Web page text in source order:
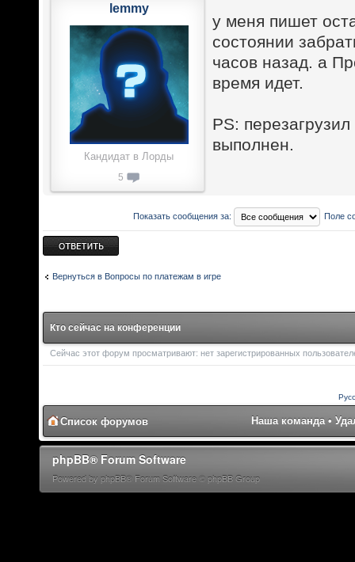
у меня пишет
состоянии
часов назад. а
время идет.
PS:
выполнен.
lemmy
Кандидат в Лорды
5
Показать сообщения за: Поле
Ответить
Вернуться в Вопросы по платежам в игре
Кто сейчас на конференции
Сейчас этот форум просматривают: нет зарегистрированных
Список форумов Наша команда •
phpBB® Forum Software
Powered by phpBB® Forum Software © phpBB Group